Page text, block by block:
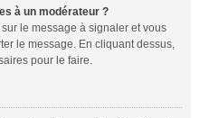
à un modérateur ?
le message à signaler et vous
le message. En cliquant dessus,
pour le faire.